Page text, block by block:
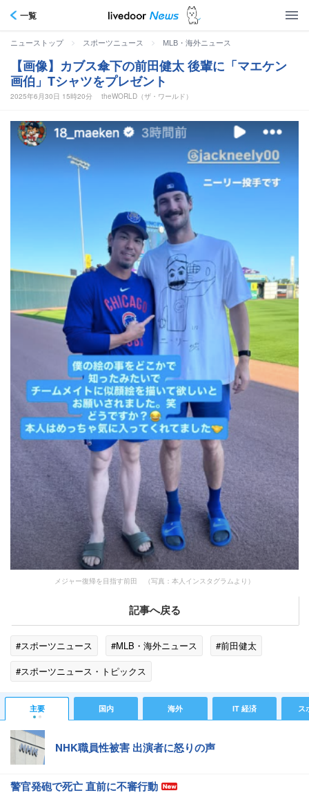
一覧
ニューストップ > スポーツニュース > MLB・海外ニュース
【画像】カブス傘下の前田健太 後輩に「マエケン
画伯」Tシャツをプレゼント
2025年6月30日 15時20分 theWORLD（ザ・ワールド）
メジャー復帰を目指す前田 （写真：本人インスタグラムより）
記事へ戻る
#スポーツニュース #MLB・海外ニュース
#前田健太
#スポーツニュース・トピックス
主要 国内 海外 IT 経済 ス
NHK職員性被害 出演者に怒りの声
警官発砲で死亡 直前に不審行動